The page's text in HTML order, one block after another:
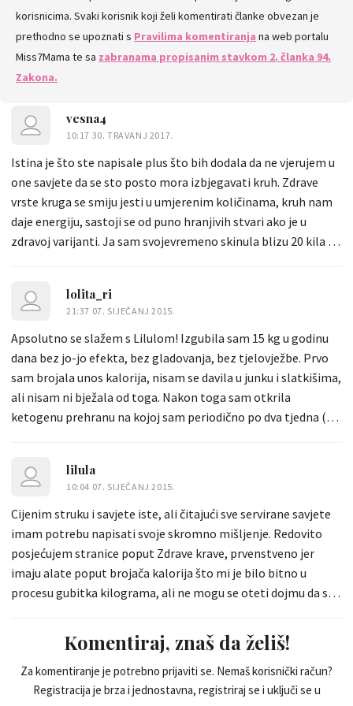
korisnicima. Svaki korisnik koji želi komentirati članke obvezan je
prethodno se upoznati s Pravilima komentiranja na web portalu
Miss7Mama te sa zabranama propisanim stavkom 2. članka 94.
Zakona.
vesna4
10:17 30. TRAVANJ 2017.
Istina je što ste napisale plus što bih dodala da ne vjerujem u
one savjete da se sto posto mora izbjegavati kruh. Zdrave
vrste kruga se smiju jesti u umjerenim količinama, kruh nam
daje energiju, sastoji se od puno hranjivih stvari ako je u
zdravoj varijanti. Ja sam svojevremeno skinula blizu 20 kila i
unosimo. Kretanje pomaže ali je po mom iskustvu važnije
koliko unosiš hrane.
lolita_ri
21:37 07. SIJEČANJ 2015.
Apsolutno se slažem s Lilulom! Izgubila sam 15 kg u godinu
dana bez jo-jo efekta, bez gladovanja, bez tjelovježbe. Prvo
sam brojala unos kalorija, nisam se davila u junku i slatkišima,
ali nisam ni bježala od toga. Nakon toga sam otkrila
ketogenu prehranu na kojoj sam periodično po dva tjedna (jer
bude međuobrok, ali ne desert. Pogreška je pojesti i voće
nakon obroka jer je iskoristivost minimalna, a organizam
odmah kreće trošiti uneseni šećer i pohranjuje pojedeni obrok
u masne naslage. U tome je sva mudrost! Može se jesti i
panceta i majoneza, ali bez kruha. Može se jesti pašta, ali bez
masnoća u vidu masnog mesa ili umaka na bazi vrhnja...
lilula
10:04 07. SIJEČANJ 2015.
Cijenim struku i savjete iste, ali čitajući sve servirane savjete
imam potrebu napisati svoje skromno mišljenje. Redovito
posjećujem stranice poput Zdrave krave, prvenstveno jer
imaju alate poput brojača kalorija što mi je bilo bitno u
procesu gubitka kilograma, ali ne mogu se oteti dojmu da se
repertoaru: brza dijeta, rižina dijeta, dijete izmjeničnih dana,
termogenična dijeta, limunova dijeta, dijeta sokovima... Da ne
nabrajam dalje jer je pregršt toga i iskreno većinu toga mi je
bilo tlaka uopće isprobavati. Smršavila sam 12 kilograma bez
Komentiraj, znaš da želiš!
Za komentiranje je potrebno prijaviti se. Nemaš korisnički račun?
Registracija je brza i jednostavna, registriraj se i uključi se u